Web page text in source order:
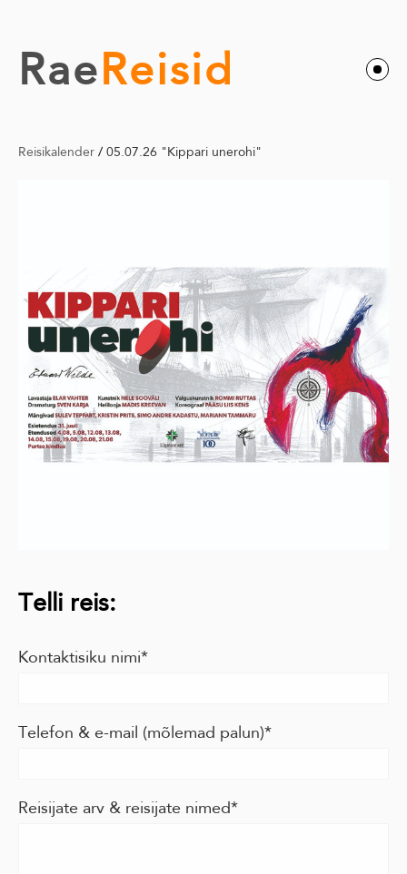
RaeReisid
Reisikalender / 05.07.26 "Kippari unerohi"
Telli reis:
Kontaktisiku nimi
Telefon & e-mail (mõlemad palun)
Reisijate arv & reisijate nimed